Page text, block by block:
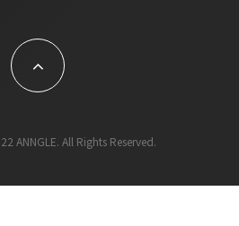
ANNGLE. All Rights Reserved.